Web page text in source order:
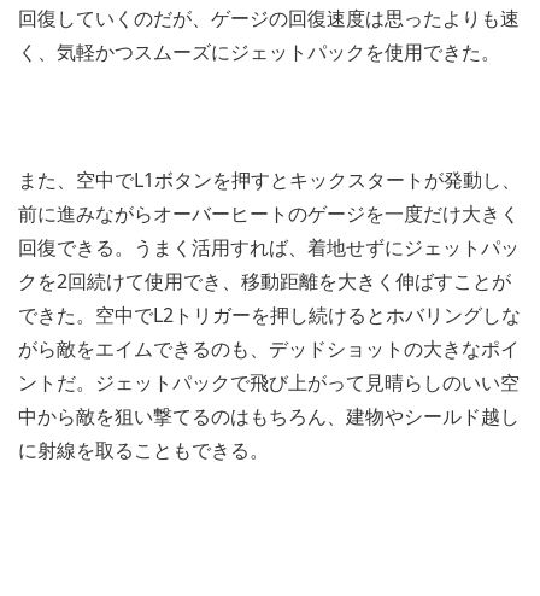
回復していくのだが、ゲージの回復速度は思ったよりも速
く、気軽かつスムーズにジェットパックを使用できた。
また、空中でL1ボタンを押すとキックスタートが発動し、
前に進みながらオーバーヒートのゲージを一度だけ大きく
回復できる。うまく活用すれば、着地せずにジェットパッ
クを2回続けて使用でき、移動距離を大きく伸ばすことが
できた。空中でL2トリガーを押し続けるとホバリングしな
がら敵をエイムできるのも、デッドショットの大きなポイ
ントだ。ジェットパックで飛び上がって見晴らしのいい空
中から敵を狙い撃てるのはもちろん、建物やシールド越し
に射線を取ることもできる。